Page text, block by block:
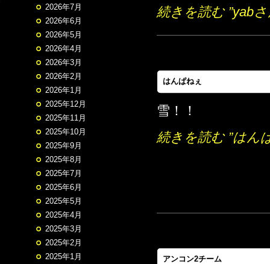
2026年7月
2026年6月
2026年5月
2026年4月
2026年3月
2026年2月
2026年1月
2025年12月
2025年11月
2025年10月
2025年9月
2025年8月
2025年7月
2025年6月
2025年5月
2025年4月
2025年3月
2025年2月
2025年1月
続きを読む ”yab
はんぱねぇ
雪！！
続きを読む ”はん
アンコン2チーム